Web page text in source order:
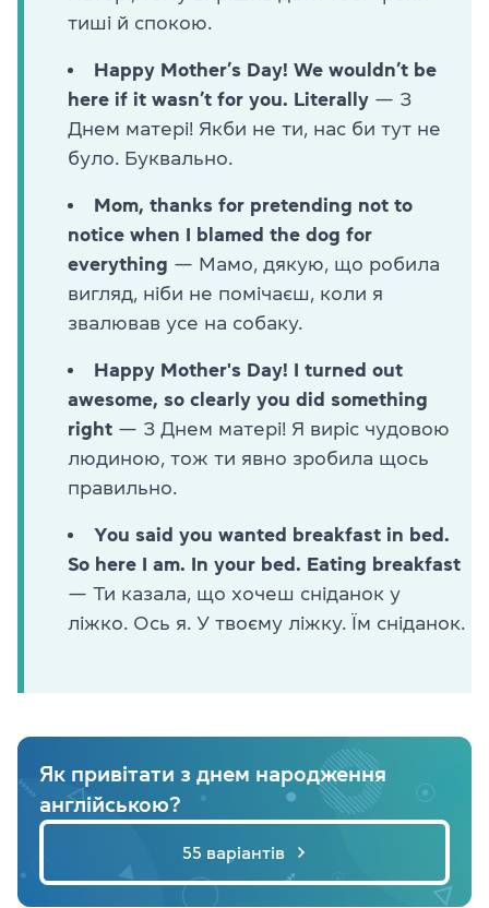
тиші й спокою.
Happy Mother’s Day! We wouldn’t be
here if it wasn’t for you. Literally — З
Днем матері! Якби не ти, нас би тут не
було. Буквально.
Mom, thanks for pretending not to
notice when I blamed the dog for
everything — Мамо, дякую, що робила
вигляд, ніби не помічаєш, коли я
звалював усе на собаку.
Happy Mother's Day! I turned out
awesome, so clearly you did something
right — З Днем матері! Я виріс чудовою
людиною, тож ти явно зробила щось
правильно.
You said you wanted breakfast in bed.
So here I am. In your bed. Eating breakfast
— Ти казала, що хочеш сніданок у
ліжко. Ось я. У твоєму ліжку. Їм сніданок.
Як привітати з днем народження
англійською?
55 варіантів